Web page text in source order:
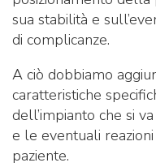
sua stabilità e
di complicanze.
A ciò dobbiamo
caratteristiche
dell’impianto che si
e le eventuali
paziente.